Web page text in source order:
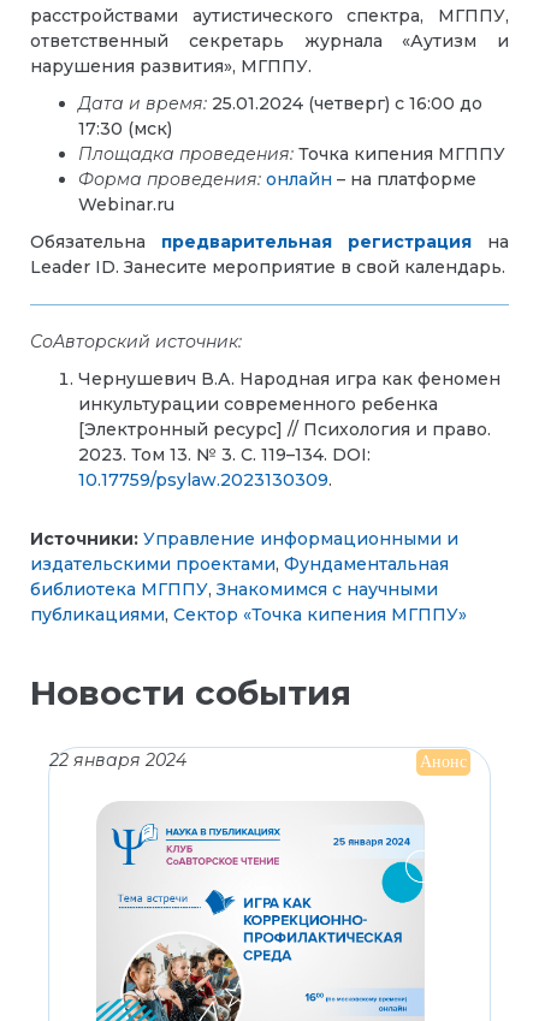
расстройствами аутистического спектра, МГППУ,
ответственный секретарь журнала «Аутизм и
нарушения развития», МГППУ.
Дата и время: 25.01.2024 (четверг) с 16:00 до
17:30 (мск)
Площадка проведения: Точка кипения МГППУ
Форма проведения: онлайн – на платформе
Webinar.ru
Обязательна предварительная регистрация на
Leader ID. Занесите мероприятие в свой календарь.
СоАвторский источник:
Чернушевич В.А. Народная игра как феномен
инкультурации современного ребенка
[Электронный ресурс] // Психология и право.
2023. Том 13. № 3. С. 119–134. DOI:
10.17759/psylaw.2023130309.
Источники: Управление информационными и
издательскими проектами, Фундаментальная
библиотека МГППУ,Знакомимся с научными
публикациями, Сектор «Точка кипения МГППУ»
Новости события
22 января 2024 Анонс